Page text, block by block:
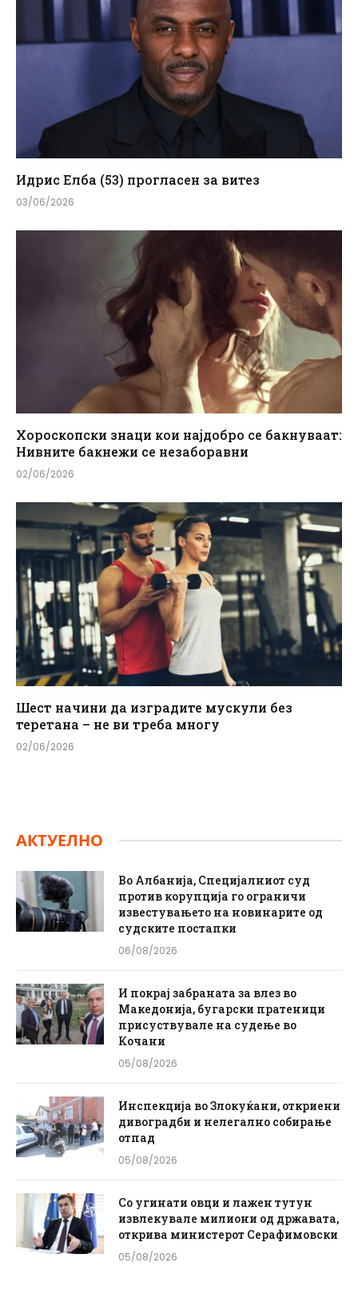
Идрис Елба (53) прогласен за витез
03/06/2026
Хороскопски знаци кои најдобро се бакнуваат:
Нивните бакнежи се незаборавни
02/06/2026
Шест начини да изградите мускули без
теретана – не ви треба многу
02/06/2026
АКТУЕЛНО
Во Албанија, Специјалниот суд
против корупција го ограничи
известувањето на новинарите од
судските постапки
06/08/2026
И покрај забраната за влез во
Македонија, бугарски пратеници
присуствувале на судење во
Кочани
05/08/2026
Инспекција во Злокуќани, откриени
дивоградби и нелегално собирање
отпад
05/08/2026
Со угинати овци и лажен тутун
извлекувале милиони од државата,
открива министерот Серафимовски
05/08/2026